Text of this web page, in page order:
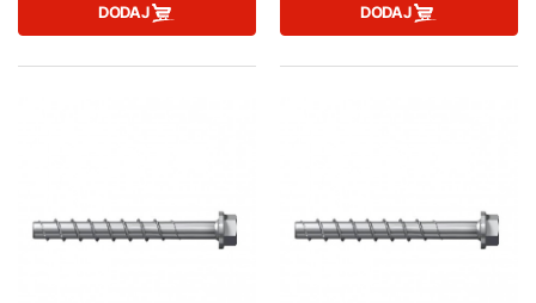
DODAJ DODAJ